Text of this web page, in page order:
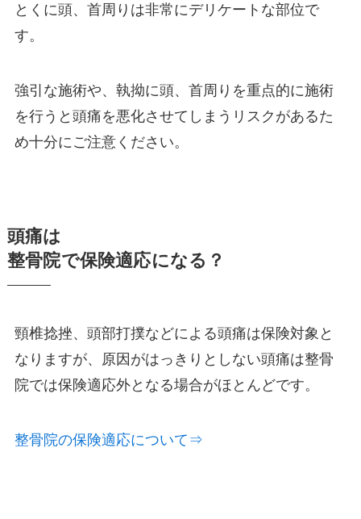
とくに頭、首周りは非常にデリケートな部位で
す。
強引な施術や、執拗に頭、首周りを重点的に施術
を行うと頭痛を悪化させてしまうリスクがあるた
め十分にご注意ください。
頭痛は
整骨院で保険適応になる？
頸椎捻挫、頭部打撲などによる頭痛は保険対象と
なりますが、原因がはっきりとしない頭痛は整骨
院では保険適応外となる場合がほとんどです。
整骨院の保険適応について⇒